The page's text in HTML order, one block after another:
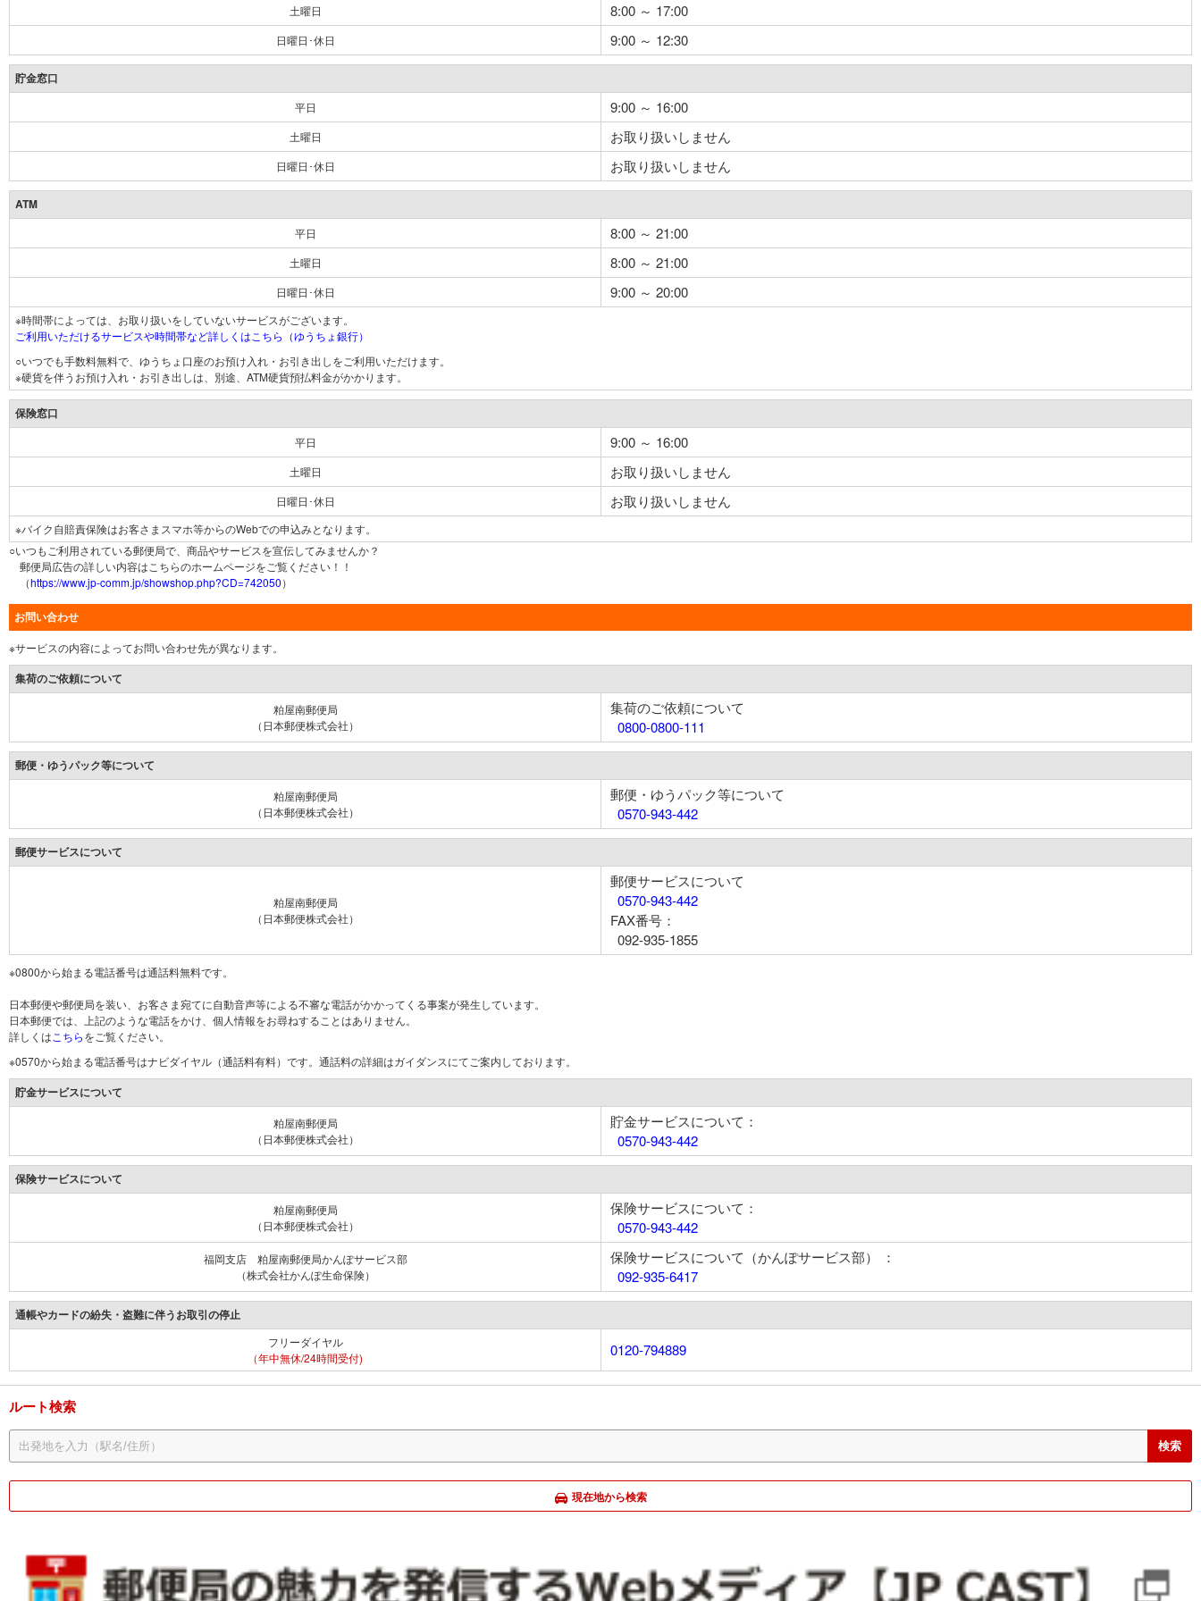
土曜日 8:00 ～ 17:00
日曜日･休日 9:00 ～ 12:30
貯金窓口
平日 9:00 ～ 16:00
土曜日 お取り扱いしません
日曜日･休日 お取り扱いしません
ATM
平日 8:00 ～ 21:00
土曜日 8:00 ～ 21:00
日曜日･休日 9:00 ～ 20:00
※時間帯によっては、お取り扱いをしていないサービスがございます。
ご利用いただけるサービスや時間帯など詳しくはこちら（ゆうちょ銀行）
○いつでも手数料無料で、ゆうちょ口座のお預け入れ・お引き出しをご利用いただけます。
※硬貨を伴うお預け入れ・お引き出しは、別途、ATM硬貨預払料金がかかります。
保険窓口
平日 9:00 ～ 16:00
土曜日 お取り扱いしません
日曜日･休日 お取り扱いしません
※バイク自賠責保険はお客さまスマホ等からのWebでの申込みとなります。
○いつもご利用されている郵便局で、商品やサービスを宣伝してみませんか？
郵便局広告の詳しい内容はこちらのホームページをご覧ください！！
（https://www.jp-comm.jp/showshop.php?CD=742050）
お問い合わせ
※サービスの内容によってお問い合わせ先が異なります。
集荷のご依頼について
粕屋南郵便局
（日本郵便株式会社）
集荷のご依頼について
0800-0800-111
郵便・ゆうパック等について
粕屋南郵便局
（日本郵便株式会社）
郵便・ゆうパック等について
0570-943-442
郵便サービスについて
粕屋南郵便局
（日本郵便株式会社）
郵便サービスについて
0570-943-442
FAX番号：
092-935-1855
※0800から始まる電話番号は通話料無料です。
日本郵便や郵便局を装い、お客さま宛てに自動音声等による不審な電話がかかってくる事案が発生しています。
日本郵便では、上記のような電話をかけ、個人情報をお尋ねすることはありません。
詳しくは こちらをご覧ください。
※0570から始まる電話番号はナビダイヤル（通話料有料）です。通話料の詳細はガイダンスにてご案内しております。
貯金サービスについて
粕屋南郵便局
（日本郵便株式会社）
貯金サービスについて：
0570-943-442
保険サービスについて
粕屋南郵便局
（日本郵便株式会社）
保険サービスについて：
0570-943-442
福岡支店 粕屋南郵便局かんぽサービス部
（株式会社かんぽ生命保険）
保険サービスについて（かんぽサービス部） ：
092-935-6417
通帳やカードの紛失・盗難に伴うお取引の停止
フリーダイヤル
（年中無休/24時間受付)
0120-794889
ルート検索
現在地から検索